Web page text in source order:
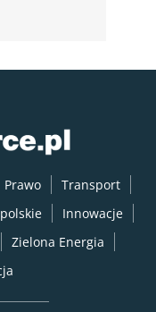
Prawo
Transport
Innowacje
Zielona Energia